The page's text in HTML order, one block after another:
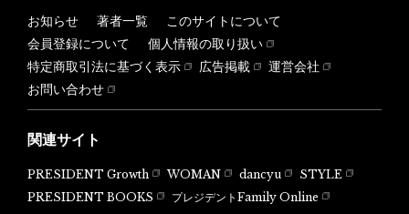
お知らせ 著者一覧
このサイトについて
会員登録について
個人情報の取り扱い
特定商取引法に基づく表示
広告掲載
運営会社
お問い合わせ
関連サイト
PRESIDENT Growth WOMAN dancyu
STYLE
PRESIDENT BOOKS
プレジデントFamily Online